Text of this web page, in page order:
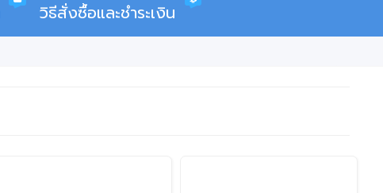
วิธีสั่งซื้อและชำระเงิน